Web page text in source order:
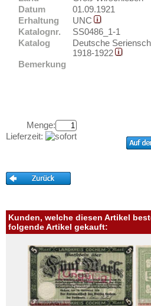
Güstrow
Orte mit H...
Orte mit I...
Orte mit J...
Orte mit M...
Orte mit N...
Orte mit P...
Orte mit R...
Orte mit S...
Orte mit T...
Orte mit U...
Orte mit V...
Orte mit W...
Testbanknoten
Banknotenbriefe
Kataloge
Aufbewahrung
Kontakt
Preislisten
Ankauf
Gratisbanknoten
Mehr über...
Zahlungsbedingungen
Datum
01.09.1921
Erhaltung
UNC
Katalognr.
SS0486_1-1
Katalog
Deutsche
1918-1922
Bemerkung
Menge:
Lieferzeit:
Kunden, welche diesen Artikel
folgende Artikel gekauft: